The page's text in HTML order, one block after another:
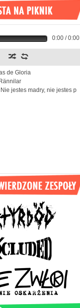
0:00 / 0:00
de Gloria
jestes madry, nie jestes
z l